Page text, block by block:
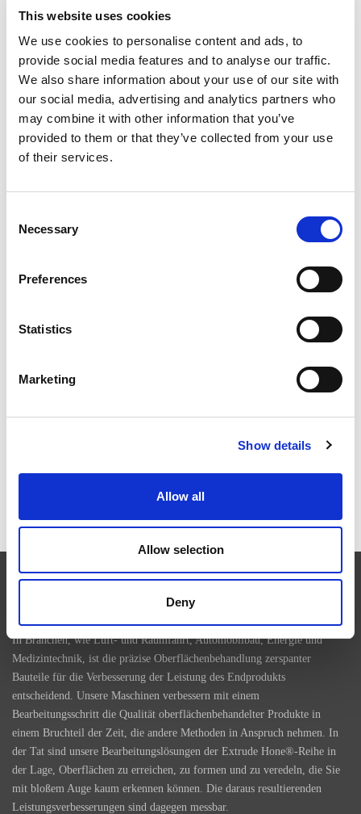
This website uses cookies
We use cookies to personalise content and ads, to
provide social media features and to analyse our traffic.
We also share information about your use of our site with
our social media, advertising and analytics partners who
may combine it with other information that you’ve
provided to them or that they’ve collected from your use
of their services.
Selection
Necessary
Preferences
Statistics
Marketing
Show details
Allow all
Allow selection
Deny
ENTGRATEN VON HYDRAULIKVERTEILERBLÖCKEN:
ZUVERLÄSSIGKEIT VON SCHWERMASCHINEN
WIE EXTRUDE HONE DIE LEISTUNGSGRENZEN IN DER
FORMEL 1 NEU DEFINIERT
RAUMFAHRTINDUSTRIE TRIFFT SICH IN BERLIN
VERANSTALTUNG KEHRT IN EINER SICH
In Branchen, wie Luft- und Raumfahrt, Automobilbau, Energie und
Medizintechnik, ist die präzise Oberflächenbehandlung zerspanter
Bauteile für die Verbesserung der Leistung des Endprodukts
entscheidend. Unsere Maschinen verbessern mit einem
Bearbeitungsschritt die Qualität oberflächenbehandelter Produkte in
einem Bruchteil der Zeit, die andere Methoden in Anspruch nehmen. In
der Tat sind unsere Bearbeitungslösungen der Extrude Hone®-Reihe in
der Lage, Oberflächen zu erreichen, zu formen und zu veredeln, die Sie
mit bloßem Auge kaum erkennen können. Die daraus resultierenden
Leistungsverbesserungen sind dagegen messbar.